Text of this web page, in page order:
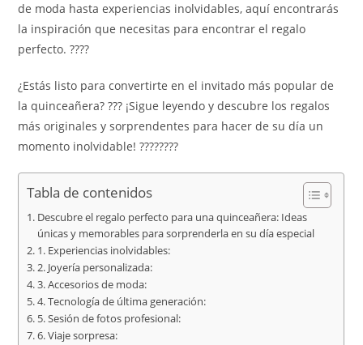
de moda hasta experiencias inolvidables, aquí encontrarás
la inspiración que necesitas para encontrar el regalo
perfecto. ????
¿Estás listo para convertirte en el invitado más popular de
la quinceañera? ??? ¡Sigue leyendo y descubre los regalos
más originales y sorprendentes para hacer de su día un
momento inolvidable! ????????
Tabla de contenidos
Descubre el regalo perfecto para una quinceañera: Ideas
únicas y memorables para sorprenderla en su día especial
1. Experiencias inolvidables:
2. Joyería personalizada:
3. Accesorios de moda:
4. Tecnología de última generación:
5. Sesión de fotos profesional:
6. Viaje sorpresa: